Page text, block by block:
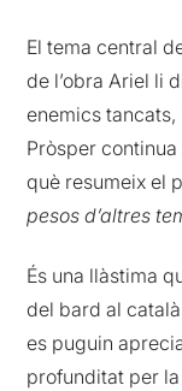
El tema central
de l’obra Ariel li
enemics tancats,
Pròsper
què resumeix el
pesos d’altres
És una llàstima
del bard al
es puguin
profunditat per